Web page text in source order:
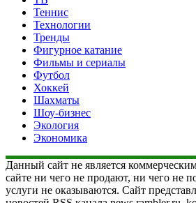
Теннис
Технологии
Тренды
Фигурное катание
Фильмы и сериалы
Футбол
Хоккей
Шахматы
Шоу-бизнес
Экология
Экономика
Данный сайт не является
сайте ни чего не продают, ни чего не
услуги не оказываются. Сайт